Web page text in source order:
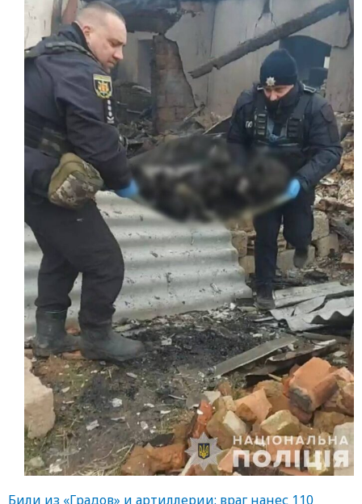
Били из «Градов» и артиллерии: враг нанес 110